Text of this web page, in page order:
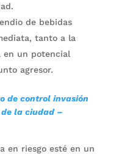
de bebidas
tanto a la
en un potencial
agresor.
de control invasión
la ciudad –
en riesgo esté en un